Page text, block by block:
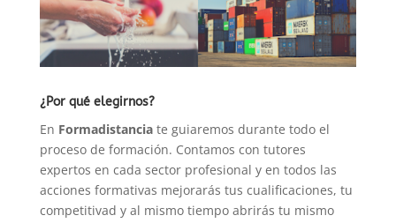
¿Por qué elegirnos?
En Formadistanciate guiaremos durante todo el
proceso de formación. Contamos con tutores
expertos en cada sector profesional y en todos las
acciones formativas mejorarás tus cualificaciones, tu
competitivad y al mismo tiempo abrirás tu mismo